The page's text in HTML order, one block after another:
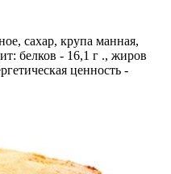
сахар, крупа манная,
белков - 16,1 г ., жиров
ценность -